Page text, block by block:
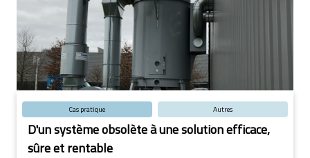
Cas pratique Autres
D'un système obsolète à une solution efficace,
sûre et rentable